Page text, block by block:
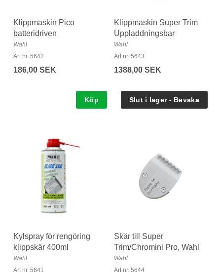
Klippmaskin Pico
batteridriven
Wahl
Art nr. 5642
186,00 SEK
Köp
Klippmaskin Super Trim
Uppladdningsbar
Wahl
Art nr. 5643
1388,00 SEK
Kylspray för rengöring
klippskär 400ml
Wahl
Art nr. 5641
Skär till Super
Trim/Chromini Pro, Wahl
Wahl
Art nr. 5644